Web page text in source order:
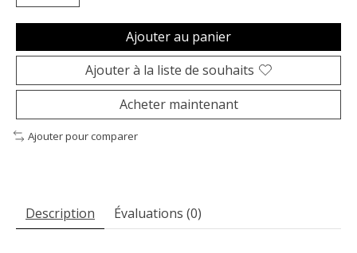
Ajouter au panier
Ajouter à la liste de souhaits
Acheter maintenant
Ajouter pour comparer
Description Évaluations (0)